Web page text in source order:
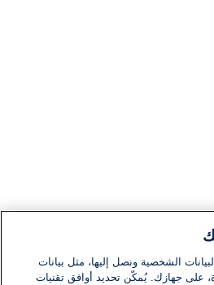
الشخصية ونصل إليها، مثل بيانات
على جهازك. يُمكّن تحديد أوافق تقنيات